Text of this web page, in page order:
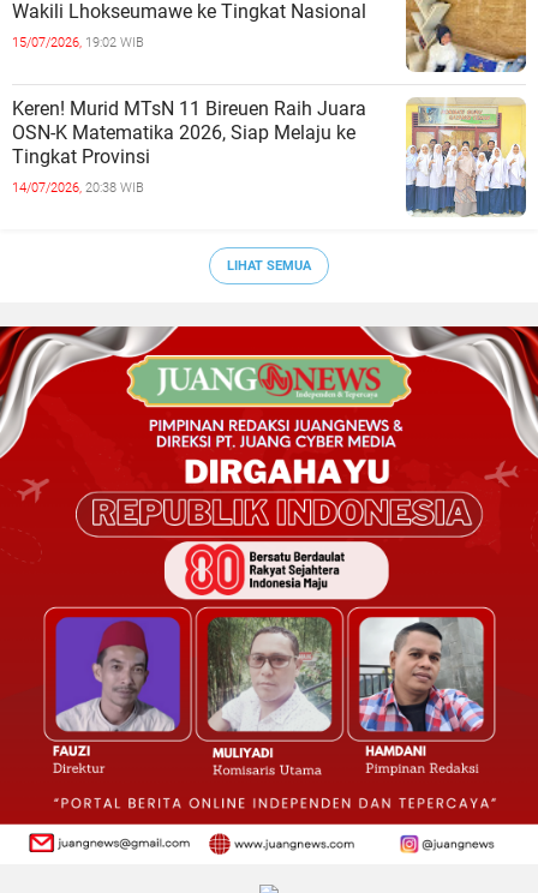
Wakili Lhokseumawe ke Tingkat Nasional
15/07/2026, 19:02 WIB
Keren! Murid MTsN 11 Bireuen Raih Juara
OSN-K Matematika 2026, Siap Melaju ke
Tingkat Provinsi
14/07/2026, 20:38 WIB
LIHAT SEMUA